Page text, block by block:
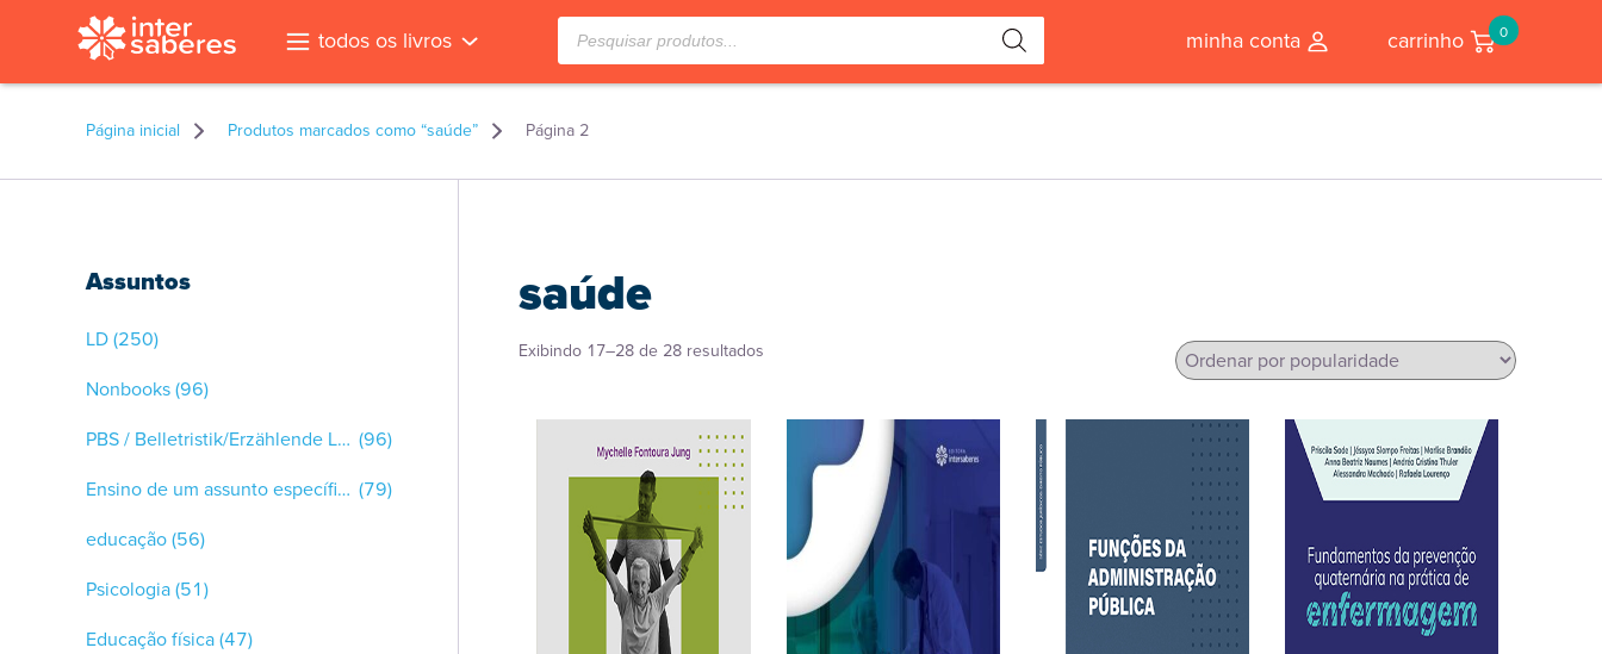
todos os livros Pesquisar
produtos minha conta carrinho 0
Página inicial Produtos marcados como “saúde” Página 2
Assuntos
LD(250)
Nonbooks(96)
PBS / Belletristik/Erzählende Literatur (96)
Ensino de um assunto específico (79)
educação(56)
Psicologia(51)
Educação física(47)
saúde
Exibindo 17–28 de 28 resultados